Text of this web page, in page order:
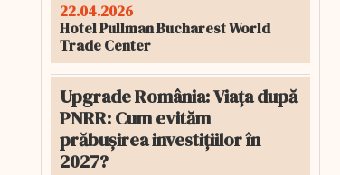
22.04.2026
Hotel Pullman Bucharest World
Trade Center
Upgrade România: Viața după
PNRR: Cum evităm
prăbușirea investițiilor în
2027?